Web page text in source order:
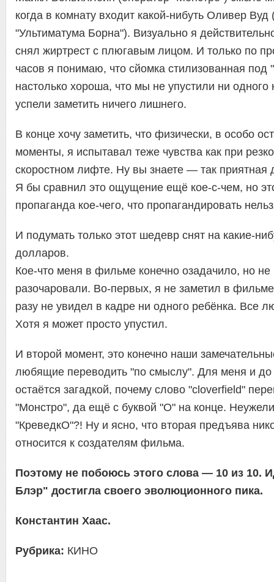
когда в комнату входит какой-нибуть Оливер Вуд
"Ультиматума Борна"). Визуально я
снял жиртрест с плюгавым лицом. И только по
часов я понимаю, что сйомка стилизованная
настолько хороша, что мы не упустили ни
успели заметить ничего лишнего.
В конце хочу заметить, что физически, в особо
моменты, я испытавал теже чувства как при
скоростном лифте. Ну вы знаете — так приятная
Я бы сравнил это ощущение ещё кое-с-чем, но
пропаганда кое-чего, что пропагандировать
И подумать только этот шедевр снят на какие-
долларов.
Кое-что меня в фильме конечно озадачило, но не
разочаровали. Во-первых, я не заметил в
разу не увидел в кадре ни одного ребёнка. Все
Хотя я может просто упустил.
И второй момент, это конечно наши
любящие переводить "по смыслу". Для меня и до
остаётся загадкой, почему слово "cloverfield"
"Монстро", да ещё с буквой "О" на конце.
"КреведкО"?! Ну и ясно, что вторая предъява
относится к создателям фильма.
Поэтому не побоюсь этого слова — 10 из 10.
Блэр" достигла своего эволюционного пика.
Константин Хаас.
Рубрика: КИНО